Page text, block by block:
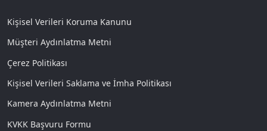
Kişisel Verileri Koruma Kanunu
Müşteri Aydınlatma Metni
Çerez Politikası
Kişisel Verileri Saklama ve İmha Politikası
Kamera Aydınlatma Metni
KVKK Başvuru Formu